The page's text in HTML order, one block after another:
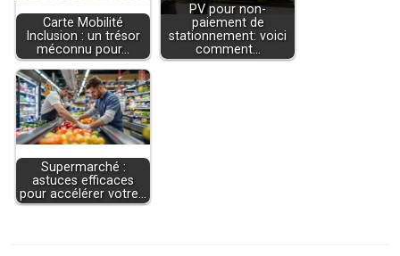
Carte Mobilité
Inclusion : un trésor
méconnu pour…
PV pour non-
paiement de
stationnement: voici
comment…
Supermarché :
astuces efficaces
pour accélérer votre…